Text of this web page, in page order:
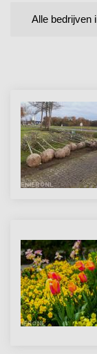
Alle bedrijven